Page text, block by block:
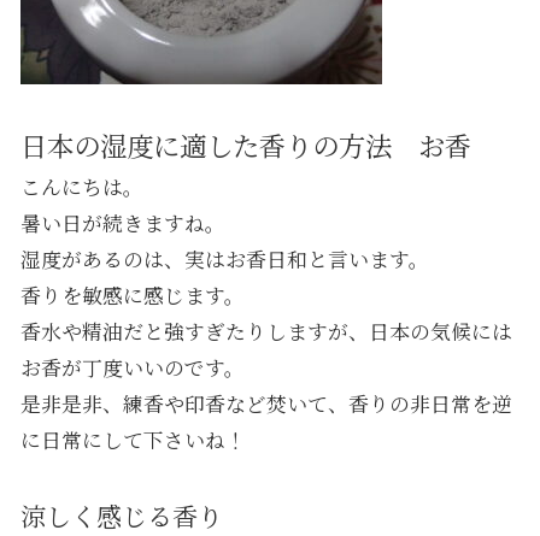
日本の湿度に適した香りの方法 お香
こんにちは。
暑い日が続きますね。
湿度があるのは、実はお香日和と言います。
香りを敏感に感じます。
香水や精油だと強すぎたりしますが、日本の気候には
お香が丁度いいのです。
是非是非、練香や印香など焚いて、香りの非日常を逆
に日常にして下さいね！
涼しく感じる香り